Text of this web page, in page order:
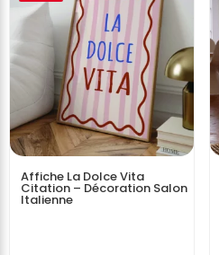
Affiche La Dolce Vita
Citation – Décoration Salon
Italienne